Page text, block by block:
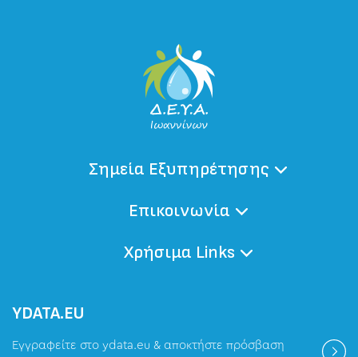
Σημεία Εξυπηρέτησης
Επικοινωνία
Χρήσιμα Links
ΥDATA.EU
Εγγραφείτε στο ydata.eu & αποκτήστε πρόσβαση